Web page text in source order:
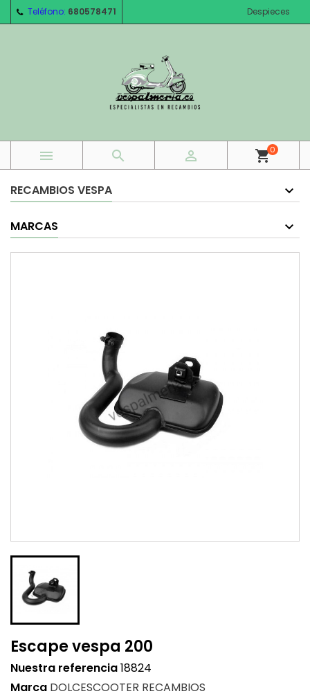
Teléfono: 680578471 Despieces
   shopping_cart0
RECAMBIOS VESPA
MARCAS
Escape vespa 200
Nuestra referencia18824
Marca DOLCESCOOTER RECAMBIOS